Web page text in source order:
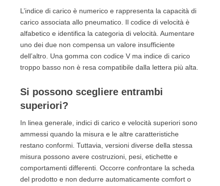
L’indice di carico è numerico e rappresenta la capacità di
carico associata allo pneumatico. Il codice di velocità è
alfabetico e identifica la categoria di velocità. Aumentare
uno dei due non compensa un valore insufficiente
dell’altro. Una gomma con codice V ma indice di carico
troppo basso non è resa compatibile dalla lettera più alta.
Si possono scegliere entrambi
superiori?
In linea generale, indici di carico e velocità superiori sono
ammessi quando la misura e le altre caratteristiche
restano conformi. Tuttavia, versioni diverse della stessa
misura possono avere costruzioni, pesi, etichette e
comportamenti differenti. Occorre confrontare la scheda
del prodotto e non dedurre automaticamente comfort o